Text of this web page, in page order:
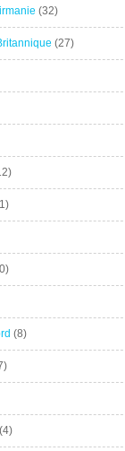
(32)
(27)
(8)
(4)